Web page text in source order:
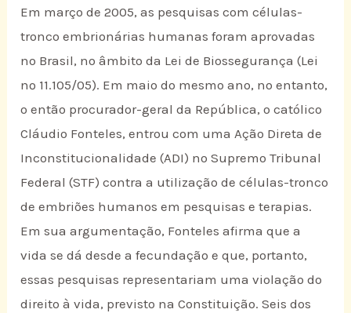
Em março de 2005, as pesquisas com células-
tronco embrionárias humanas foram aprovadas
no Brasil, no âmbito da Lei de Biossegurança (Lei
nº 11.105/05). Em maio do mesmo ano, no entanto,
o então procurador-geral da República, o católico
Cláudio Fonteles, entrou com uma Ação Direta de
Inconstitucionalidade (ADI) no Supremo Tribunal
Federal (STF) contra a utilização de células-tronco
de embriões humanos em pesquisas e terapias.
Em sua argumentação, Fonteles afirma que a
vida se dá desde a fecundação e que, portanto,
essas pesquisas representariam uma violação do
direito à vida, previsto na Constituição. Seis dos